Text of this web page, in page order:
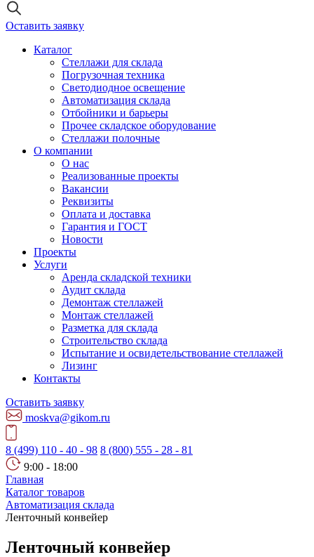
Оставить заявку
Каталог
Стеллажи для склада
Погрузочная техника
Светодиодное освещение
Автоматизация склада
Отбойники и барьеры
Прочее складское оборудование
Стеллажи полочные
О компании
О нас
Реализованные проекты
Вакансии
Реквизиты
Оплата и доставка
Гарантия и ГОСТ
Новости
Проекты
Услуги
Аренда складской техники
Аудит склада
Демонтаж стеллажей
Монтаж стеллажей
Разметка для склада
Строительство склада
Испытание и освидетельствование стеллажей
Лизинг
Контакты
Оставить заявку
moskva@gikom.ru
8 (499) 110 - 40 - 98 8 (800) 555 - 28 - 81
9:00 - 18:00
Главная
Каталог товаров
Автоматизация склада
Ленточный конвейер
Ленточный конвейер